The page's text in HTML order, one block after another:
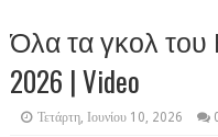
Όλα τα γκολ του
2026 | Video
Τετάρτη, Ιουνίου 10, 2026